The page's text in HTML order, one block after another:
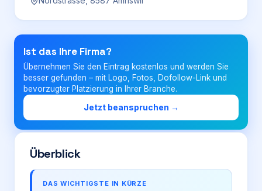
Login
Firma eintragen
Ist das Ihre Firma?
Übernehmen Sie den Eintrag kostenlos und werden Sie
besser gefunden – mit Logo, Fotos, Dofollow-Link und
bevorzugter Platzierung in Ihrer Branche.
Jetzt beanspruchen →
Überblick
DAS WICHTIGSTE IN KÜRZE